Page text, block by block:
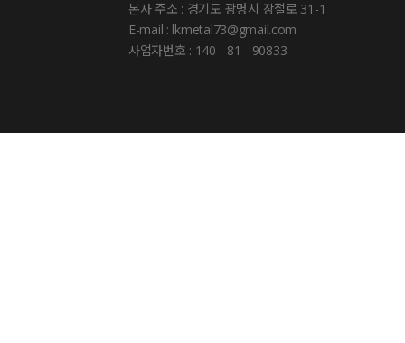
본사 주소 : 경기도 광명시 장절로 31-1
E-mail : lkmetal73@gmail.com
사업자번호 : 140 - 81 - 90833